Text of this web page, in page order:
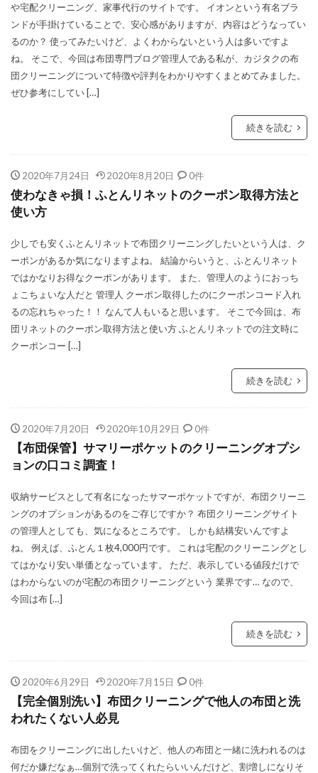
や宅配クリーニング、家事代行のサイトです。 イオンという有名ブラ
ンドが手掛けていることで、安心感がありますが、内容はどうなってい
るのか？ 使ってみたいけど、よくわからないという人は多いですよ
ね。 そこで、今回は布団専門ブログ管理人である私が、カジタクの布
団クリーニングについて特徴や評判をわかりやすくまとめてみました。
ぜひ参考にしてい […]
続きを読む
2020年7月24日 2020年8月20日 0件
使わなきゃ損！ふとんリネットのクーポン取得方法と
使い方
少しでも安くふとんリネットで布団クリーニングしたいという人は、ク
ーポンがあるか気になりますよね。 結論からいうと、ふとんリネット
ではかなりお得なクーポンがあります。 また、管理人のようにおっち
ょこちょいな人だと 管理人 クーポン取得したのにクーポンコード入れ
るの忘れちゃった！！ なんて人もいると思います。 そこで今回は、布
団リネットのクーポン取得方法と使い方 ふとんリネットでの注文時に
クーポンコー […]
続きを読む
2020年7月20日 2020年10月29日 0件
【布団保管】サマリーポケットのクリーニングオプシ
ョンの口コミ調査！
収納サービスとして有名になったサマーポケットですが、布団クリーニ
ングのオプションがあるのをご存じですか？ 布団クリーニングサイト
の管理人としても、気になるところです。 しかも結構安いんですよ
ね。 例えば、ふとん１枚4,000円です。 これは宅配のクリーニングとし
てはかなり安い単価となっています。 ただ、表示している値段だけで
はわからないのが宅配の布団クリーニングという 業界です… なので、
今回は布 […]
続きを読む
2020年6月29日 2020年7月15日 0件
【完全個別洗い】布団クリーニングで他人の布団と洗
われたくない人必見
布団をクリーニングに出したいけど、他人の布団と一緒に洗われるのは
何だか嫌だなぁ…個別で洗ってくれたらいいんだけど、割増しになりそ